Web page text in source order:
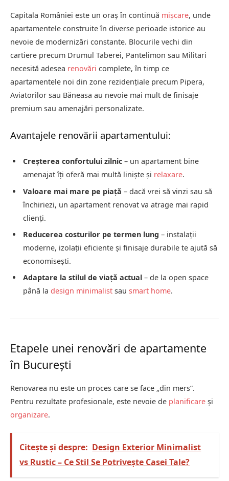
Capitala României este un oraș în continuă mișcare, unde
apartamentele construite în diverse perioade istorice au
nevoie de modernizări constante. Blocurile vechi din
cartiere precum Drumul Taberei, Pantelimon sau Militari
necesită adesea renovări complete, în timp ce
apartamentele noi din zone rezidențiale precum Pipera,
Aviatorilor sau Băneasa au nevoie mai mult de finisaje
premium sau amenajări personalizate.
Avantajele renovării apartamentului:
Creșterea confortului zilnic – un apartament bine
amenajat îți oferă mai multă liniște și relaxare.
Valoare mai mare pe piață – dacă vrei să vinzi sau să
închiriezi, un apartament renovat va atrage mai rapid
clienți.
Reducerea costurilor pe termen lung – instalații
moderne, izolații eficiente și finisaje durabile te ajută să
economisești.
Adaptare la stilul de viață actual – de la open space
până la design minimalist sau smart home.
Etapele unei renovări de apartamente
în București
Renovarea nu este un proces care se face „din mers”.
Pentru rezultate profesionale, este nevoie de planificare și
organizare.
Citește și despre: Design Exterior Minimalist
vs Rustic – Ce Stil Se Potrivește Casei Tale?